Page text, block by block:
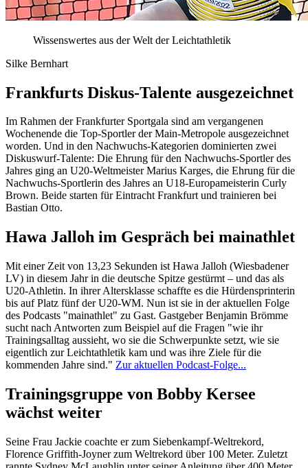
Wissenswertes aus der Welt der Leichtathletik
Silke Bernhart
Frankfurts Diskus-Talente ausgezeichnet
Im Rahmen der Frankfurter Sportgala sind am vergangenen
Wochenende die Top-Sportler der Main-Metropole ausgezeichnet
worden. Und in den Nachwuchs-Kategorien dominierten zwei
Diskuswurf-Talente: Die Ehrung für den Nachwuchs-Sportler des
Jahres ging an U20-Weltmeister Marius Karges, die Ehrung für die
Nachwuchs-Sportlerin des Jahres an U18-Europameisterin Curly
Brown. Beide starten für Eintracht Frankfurt und trainieren bei
Bastian Otto.
Hawa Jalloh im Gespräch bei mainathlet
Mit einer Zeit von 13,23 Sekunden ist Hawa Jalloh (Wiesbadener
LV) in diesem Jahr in die deutsche Spitze gestürmt – und das als
U20-Athletin. In ihrer Altersklasse schaffte es die Hürdensprinterin
bis auf Platz fünf der U20-WM. Nun ist sie in der aktuellen Folge
des Podcasts "mainathlet" zu Gast. Gastgeber Benjamin Brömme
sucht nach Antworten zum Beispiel auf die Fragen "wie ihr
Trainingsalltag aussieht, wo sie die Schwerpunkte setzt, wie sie
eigentlich zur Leichtathletik kam und was ihre Ziele für die
kommenden Jahre sind." Zur aktuellen Podcast-Folge...
Trainingsgruppe von Bobby Kersee
wächst weiter
Seine Frau Jackie coachte er zum Siebenkampf-Weltrekord,
Florence Griffith-Joyner zum Weltrekord über 100 Meter. Zuletzt